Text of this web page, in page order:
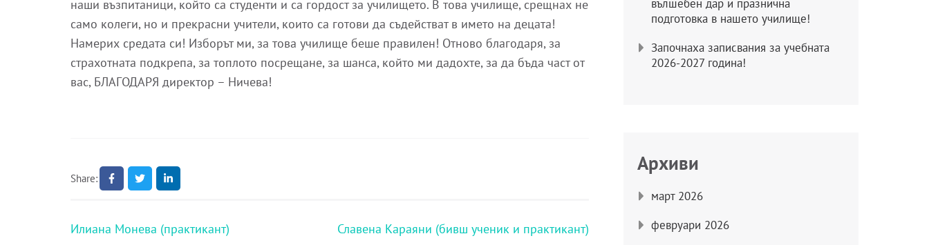
наши възпитаници, който са студенти и са гордост за училището. В това училище, срещнах не
само колеги, но и прекрасни учители, които са готови да съдействат в името на децата!
Намерих средата си! Изборът ми, за това училище беше правилен! Отново благодаря, за
страхотната подкрепа, за топлото посрещане, за шанса, който ми дадохте, за да бъда част от
вас, БЛАГОДАРЯ директор – Ничева!
Share:
Навигация
Илиана Монева (практикант) Славена Караяни (бивш ученик и практикант)
вълшебен дар и празнична
подготовка в нашето училище!
Започнаха записвания за учебната
2026-2027 година!
Архиви
март 2026
февруари 2026